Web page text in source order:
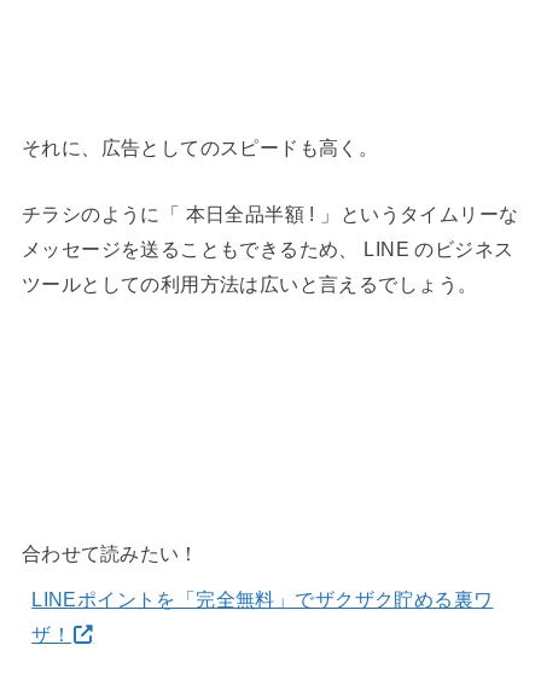
それに、広告としてのスピードも高く。
チラシのように「 本日全品半額 ! 」というタイムリーな
メッセージを送ることもできるため、 LINE のビジネス
ツールとしての利用方法は広いと言えるでしょう。
合わせて読みたい！
LINEポイントを「完全無料」でザクザク貯める裏ワ
ザ！